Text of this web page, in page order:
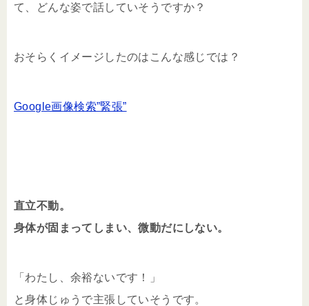
て、どんな姿で話していそうですか？
おそらくイメージしたのはこんな感じでは？
Google画像検索”緊張”
直立不動。
身体が固まってしまい、微動だにしない。
「わたし、余裕ないです！」
と身体じゅうで主張していそうです。